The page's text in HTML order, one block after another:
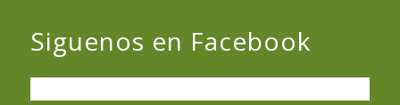
Siguenos en Facebook